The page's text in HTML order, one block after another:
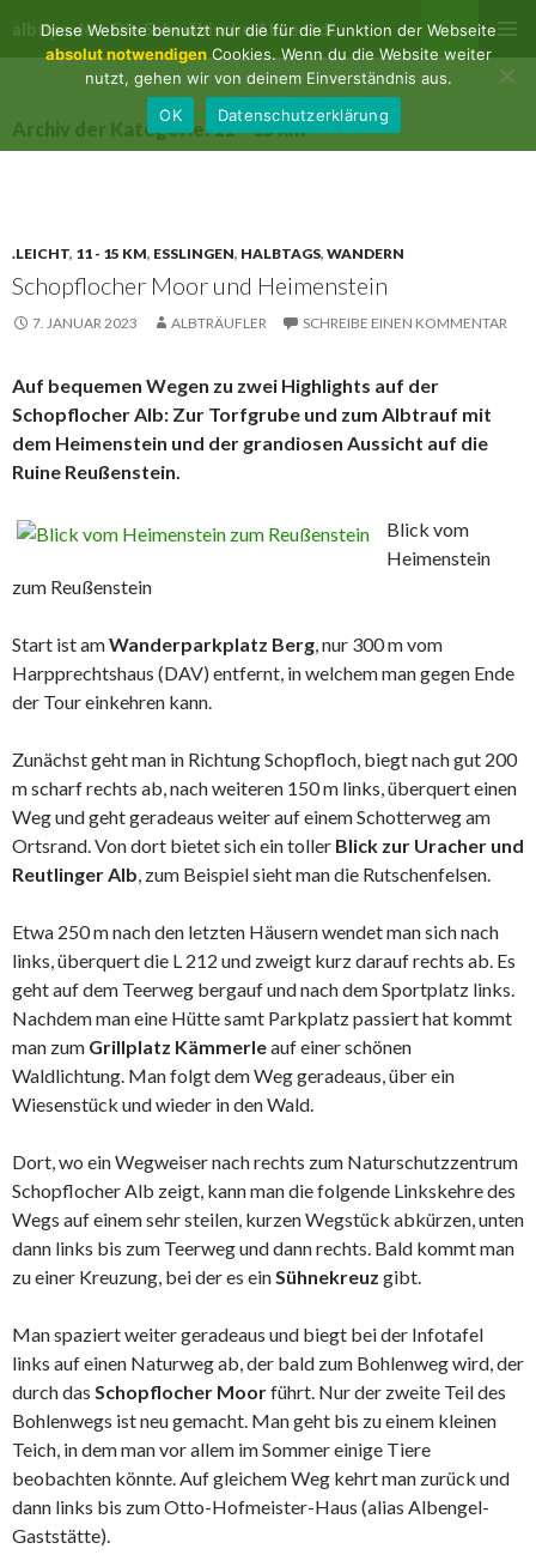
albtips.de – Die Schwäbische Alb entdecken
MENÜ
ZUM
Archiv der Kategorie: 11 – 15 km
.LEICHT, 11 - 15 KM, ESSLINGEN, HALBTAGS, WANDERN
Schopflocher Moor und Heimenstein
7. JANUAR 2023 ALBTRÄUFLER SCHREIBE EINEN KOMMENTAR
Auf bequemen Wegen zu zwei Highlights auf der
Schopflocher Alb: Zur Torfgrube und zum Albtrauf mit
dem Heimenstein und der grandiosen Aussicht auf die
Ruine Reußenstein.
Blick vom
Heimenstein
zum Reußenstein
Start ist amWanderparkplatz Berg, nur 300 m vom
Harpprechtshaus (DAV) entfernt, in welchem man gegen Ende
der Tour einkehren kann.
Zunächst geht man in Richtung Schopfloch, biegt nach gut 200
m scharf rechts ab, nach weiteren 150 m links, überquert einen
Weg und geht geradeaus weiter auf einem Schotterweg am
Ortsrand. Von dort bietet sich ein toller Blick zur Uracher und
Reutlinger Alb, zum Beispiel sieht man die Rutschenfelsen.
Etwa 250 m nach den letzten Häusern wendet man sich nach
links, überquert die L 212 und zweigt kurz darauf rechts ab. Es
geht auf dem Teerweg bergauf und nach dem Sportplatz links.
Nachdem man eine Hütte samt Parkplatz passiert hat kommt
man zum Grillplatz Kämmerleauf einer schönen
Waldlichtung. Man folgt dem Weg geradeaus, über ein
Wiesenstück und wieder in den Wald.
Dort, wo ein Wegweiser nach rechts zum Naturschutzzentrum
Schopflocher Alb zeigt, kann man die folgende Linkskehre des
Wegs auf einem sehr steilen, kurzen Wegstück abkürzen, unten
dann links bis zum Teerweg und dann rechts. Bald kommt man
zu einer Kreuzung, bei der es einSühnekreuz gibt.
Man spaziert weiter geradeaus und biegt bei der Infotafel
links auf einen Naturweg ab, der bald zum Bohlenweg wird, der
durch das Schopflocher Moorführt. Nur der zweite Teil des
Bohlenwegs ist neu gemacht. Man geht bis zu einem kleinen
Teich, in dem man vor allem im Sommer einige Tiere
beobachten könnte. Auf gleichem Weg kehrt man zurück und
dann links bis zum Otto-Hofmeister-Haus (alias Albengel-
Gaststätte).
Diese Website benutzt nur die für die Funktion der Webseite
absolut notwendigenCookies. Wenn du die Website weiter
nutzt, gehen wir von deinem Einverständnis aus.
OK
Datenschutzerklärung